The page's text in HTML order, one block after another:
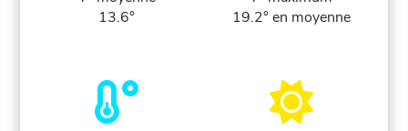
13.6°
19.2° en moyenne